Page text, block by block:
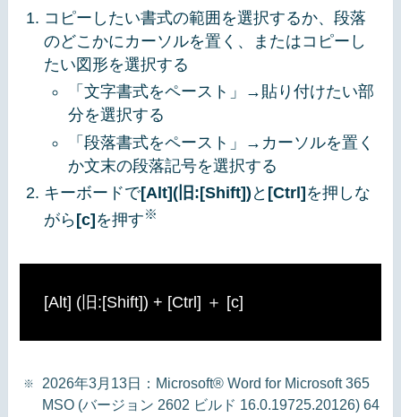
コピーしたい書式の範囲を選択するか、段落
のどこかにカーソルを置く、またはコピーし
たい図形を選択する
「文字書式をペースト」→貼り付けたい部
分を選択する
「段落書式をペースト」→カーソルを置く
か文末の段落記号を選択する
キーボードで[Alt](旧:[Shift]) と [Ctrl]を押しな
がら[c]を押す※
[Alt] (旧:[Shift]) + [Ctrl] ＋ [c]
2026年3月13日：Microsoft® Word for Microsoft 365
MSO (バージョン 2602 ビルド 16.0.19725.20126) 64